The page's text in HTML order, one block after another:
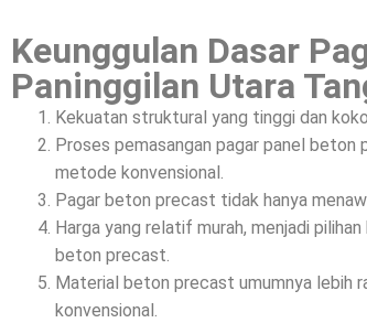
Keunggulan Dasar
Paninggilan Utara
Kekuatan struktural yang tinggi dan
Proses pemasangan pagar panel
metode konvensional.
Pagar beton precast tidak hanya
Harga yang relatif murah, menjadi
beton precast.
Material beton precast umumnya lebih
konvensional.